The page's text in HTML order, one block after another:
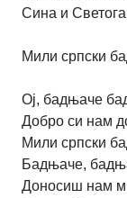
Сина и
Мили српски
Ој, бадњаче
Добро си нам
Мили српски
Бадњаче,
Доносиш нам